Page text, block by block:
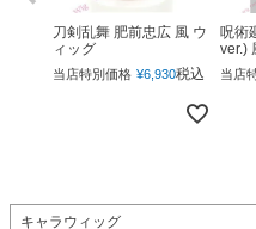
刀剣乱舞 肥前忠広 風 ウ
ィッグ
当店特別価格 ¥6,930税込
呪術
ver.)
当店
キャラウィッグ